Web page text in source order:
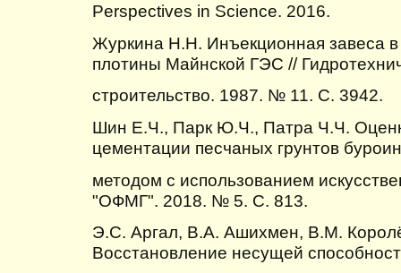
Perspectives in Science. 2016.
Журкина Н.Н. Инъекционная завеса в
плотины Майнской ГЭС //
строительство. 1987. № 11. С. 3942.
Шин Е.Ч., Парк Ю.Ч., Патра Ч.Ч.
цементации песчаных грунтов
методом с использованием
"ОФМГ". 2018. № 5. С. 813.
Э.С. Аргал, В.А. Ашихмен, В.М.
Восстановление несущей